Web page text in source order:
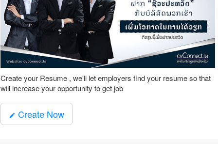
Create your Resume , we'll let employers find your resume so that
will increase your opportunity to get job
mode_edit Create Now